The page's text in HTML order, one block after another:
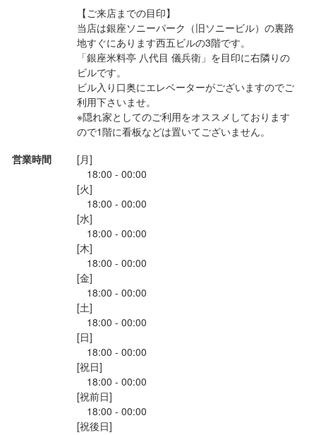
【ご来店までの目印】
当店は銀座ソニーパーク（旧ソニービル）の裏路
地すぐにあります西五ビルの3階です。
「銀座米料亭 八代目 儀兵衛」を目印に右隣りの
ビルです。
ビル入り口奥にエレベーターがございますのでご
利用下さいませ。
※隠れ家としてのご利用をオススメしております
ので1階に看板などは置いてございません。
営業時間
[月]
18:00 - 00:00
[火]
18:00 - 00:00
[水]
18:00 - 00:00
[木]
18:00 - 00:00
[金]
18:00 - 00:00
[土]
18:00 - 00:00
[日]
18:00 - 00:00
[祝日]
18:00 - 00:00
[祝前日]
18:00 - 00:00
[祝後日]
求める人物像
・牡蠣が好きな方
・美味しい料理で人を喜ばせたい方
・好奇心を持って仕事に取り組める方
・誠実に仕事に取り組める方
・チームで仕事することに意欲的な方
・独立志向のある方
選考の流れ
応募後、原則２営業日以内に返信しております。１回の面接、1日
体験入店を経て内定となります。なお、Web面接にも対応いたし
ますので、気兼ねなくご相談ください。
なお、体験入店の場合は日払いでお支払い致します。
お店の採用担当者からのメッセージ
牡蠣が好きな方大歓迎です。
賄いはもちろん牡蠣です。
働いているだけで牡蠣の知識や開け方が身につきます。
少しでも興味をお持ちでしたら、ぜひお気軽にご応募ください。